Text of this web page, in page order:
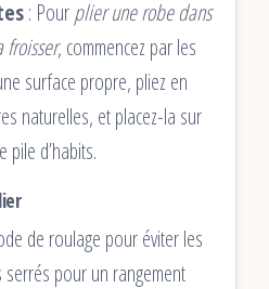
: Pourplier une robe dans
froisser, commencez par les
surface propre, pliez en
naturelles, et placez-la sur
pile d’habits.
de roulage pour éviter les
serrés pour un rangement